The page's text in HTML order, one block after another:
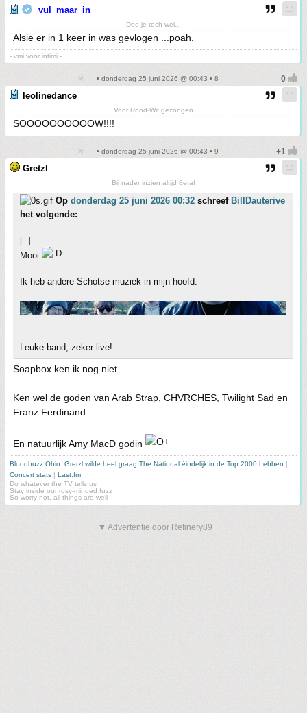
vul_maar_in
Doe je toch wel...
Alsie er in 1 keer in was gevlogen ...poah.
- vmi voor intimi -
• donderdag 25 juni 2026 @ 00:43 • 8
leolinedance
Voor Rood-Wit gezongen
SOOOOOOOOOOW!!!!
• donderdag 25 juni 2026 @ 00:43 • 9
Gretzl
Bij nader inzien altijd 8eraf
Op donderdag 25 juni 2026 00:32 schreef BillDauterive
het volgende:
[..]
Mooi
Ik heb andere Schotse muziek in mijn hoofd.
Leuke band, zeker live!
Soapbox ken ik nog niet
Ken wel de goden van Arab Strap, CHVRCHES, Twilight Sad en
Franz Ferdinand
En natuurlijk Amy MacD godin
Bloodbuzz Ohio: Gretzl wilde heel graag The National éindelijk in de Top 2000 hebben |
Concert stats | Last.fm
Do whatever the TV tells us
Stay inside our rosy-minded fuzz
So worry not, all things are well
▼ Advertentie door Refinery89